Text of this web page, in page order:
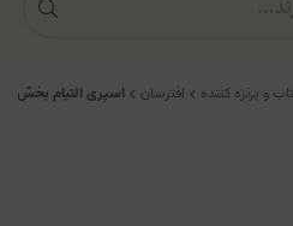
و برنزه کننده افترسان اسپری التیام بخش و